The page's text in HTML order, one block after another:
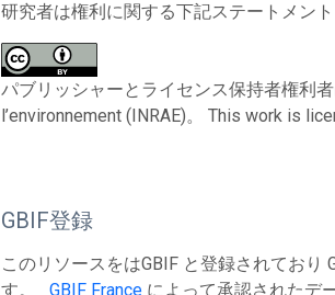
研究者は権利に関する下記ステートメン
パブリッシャーとライセンス保持者権利
l’environnement (INRAE)。 This work is
GBIF登録
このリソースをはGBIF と登録されており
す。GBIF France によって承認されたデ